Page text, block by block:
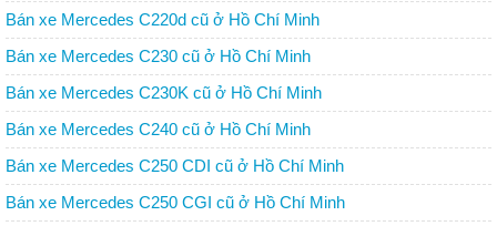
Bán xe Mercedes C220d cũ ở Hồ Chí Minh
Bán xe Mercedes C230 cũ ở Hồ Chí Minh
Bán xe Mercedes C230K cũ ở Hồ Chí Minh
Bán xe Mercedes C240 cũ ở Hồ Chí Minh
Bán xe Mercedes C250 CDI cũ ở Hồ Chí Minh
Bán xe Mercedes C250 CGI cũ ở Hồ Chí Minh